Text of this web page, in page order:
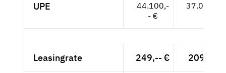
UPE
44.100,-
- €
37.059,--
Leasingrate 249,-- € 209,24 €